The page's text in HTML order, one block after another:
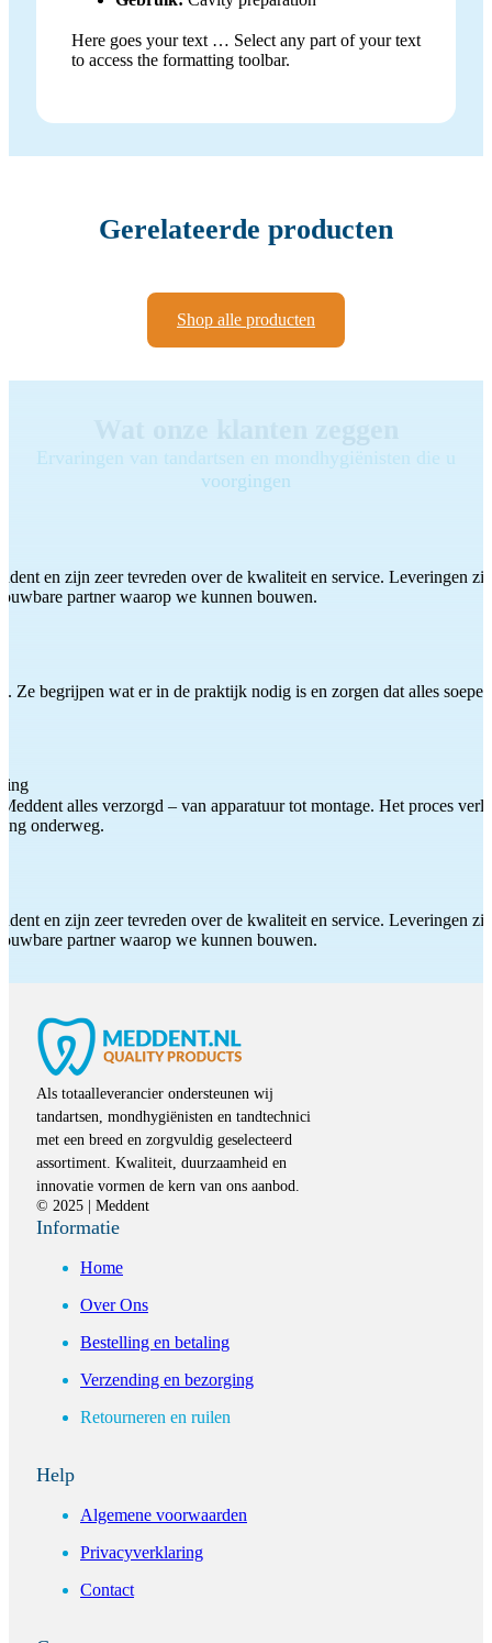
Here goes your text … Select any part of your text
to access the formatting toolbar.
Gerelateerde producten
Shop alle producten
Ervaringen van tandartsen en mondhygiënisten die u
voorgingen
en zijn zeer tevreden over de kwaliteit en service. Leveringen
partner waarop we kunnen bouwen.
Ze begrijpen wat er in de praktijk nodig is en zorgen dat alles
alles verzorgd – van apparatuur tot montage. Het proces
onderweg.
en zijn zeer tevreden over de kwaliteit en service. Leveringen
partner waarop we kunnen bouwen.
Als totaalleverancier ondersteunen wij
tandartsen, mondhygiënisten en tandtechnici
met een breed en zorgvuldig geselecteerd
assortiment. Kwaliteit, duurzaamheid en
innovatie vormen de kern van ons aanbod.
© 2025 | Meddent
Informatie
Home
Over Ons
Bestelling en betaling
Verzending en bezorging
Retourneren en ruilen
Help
Algemene voorwaarden
Privacyverklaring
Contact